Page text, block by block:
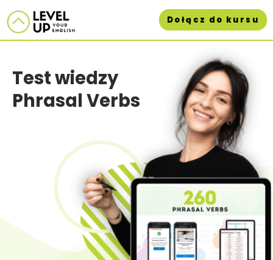
to
content
Dołącz do kursu
Test wiedzy
Phrasal Verbs